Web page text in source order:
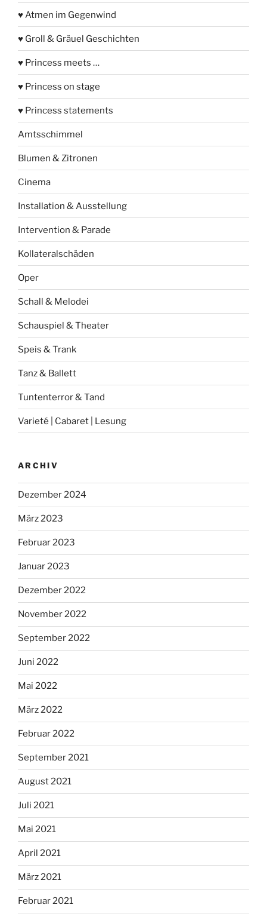
♥ Atmen im Gegenwind
♥ Groll & Gräuel Geschichten
♥ Princess meets …
♥ Princess on stage
♥ Princess statements
Amtsschimmel
Blumen & Zitronen
Cinema
Installation & Ausstellung
Intervention & Parade
Kollateralschäden
Oper
Schall & Melodei
Schauspiel & Theater
Speis & Trank
Tanz & Ballett
Tuntenterror & Tand
Varieté | Cabaret | Lesung
ARCHIV
Dezember 2024
März 2023
Februar 2023
Januar 2023
Dezember 2022
November 2022
September 2022
Juni 2022
Mai 2022
März 2022
Februar 2022
September 2021
August 2021
Juli 2021
Mai 2021
April 2021
März 2021
Februar 2021